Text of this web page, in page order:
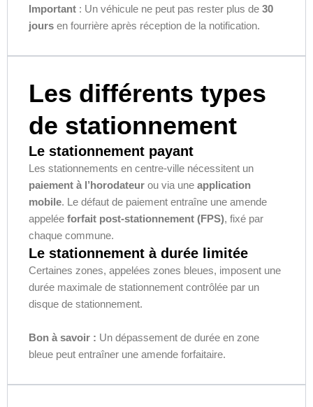
Important : Un véhicule ne peut pas rester plus de 30
jours en fourrière après réception de la notification.
Les différents types
de stationnement
Le stationnement payant
Les stationnements en centre-ville nécessitent un
paiement à l’horodateur ou via une application
mobile. Le défaut de paiement entraîne une amende
appelée forfait post-stationnement (FPS), fixé par
chaque commune.
Le stationnement à durée limitée
Certaines zones, appelées zones bleues, imposent une
durée maximale de stationnement contrôlée par un
disque de stationnement.
Bon à savoir : Un dépassement de durée en zone
bleue peut entraîner une amende forfaitaire.